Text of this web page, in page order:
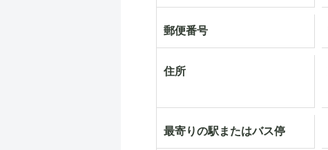
郵便番号
住所
最寄りの駅またはバス停